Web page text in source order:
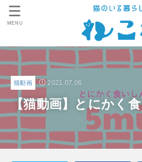
MENU
猫動画 2021.07.06
【猫動画】とにかく